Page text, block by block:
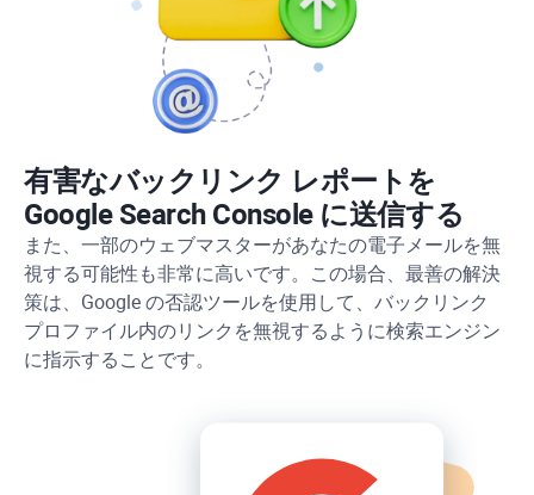
有害なバックリンク レポートを
Google Search Console に送信する
また、一部のウェブマスターがあなたの電子メールを無
視する可能性も非常に高いです。この場合、最善の解決
策は、Google の否認ツールを使用して、バックリンク
プロファイル内のリンクを無視するように検索エンジン
に指示することです。